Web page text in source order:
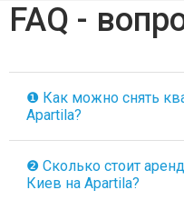
FAQ -
❶ Как можно снять
Apartila?
❷ Сколько стоит
Киев на Apartila?